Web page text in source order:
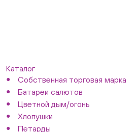
Каталог
Собственная торговая марка
Батареи салютов
Цветной дым/огонь
Хлопушки
Петарды